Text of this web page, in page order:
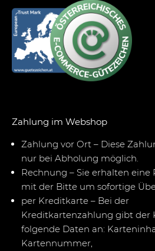
Zahlung im Webshop
Zahlung vor Ort – Diese
nur bei Abholung möglich.
Rechnung – Sie erhalten eine
mit der Bitte um sofortige
per Kreditkarte – Bei der
Kreditkartenzahlung gibt der
folgende Daten an:
Kartennummer,